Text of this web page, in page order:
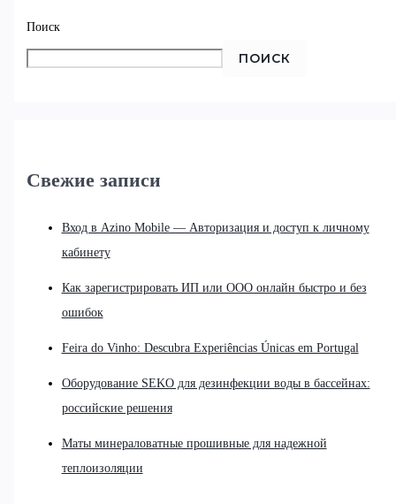
Поиск
ПОИСК
Свежие записи
Вход в Azino Mobile — Авторизация и доступ к личному
кабинету
Как зарегистрировать ИП или ООО онлайн быстро и без
ошибок
Feira do Vinho: Descubra Experiências Únicas em Portugal
Оборудование SEKO для дезинфекции воды в бассейнах:
российские решения
Маты минераловатные прошивные для надежной
теплоизоляции